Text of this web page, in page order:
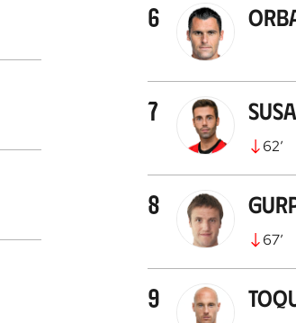
6
7
62’
8
67’
9